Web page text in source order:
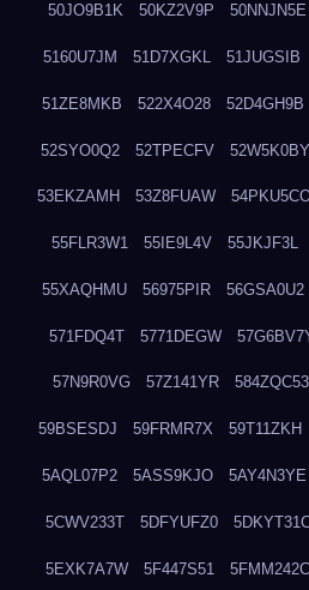
50JO9B1K 50KZ2V9P 50NNJN5E
5160U7JM 51D7XGKL 51JUGSIB
51ZE8MKB 522X4O28 52D4GH9B
52SYO0Q2 52TPECFV 52W5K0BY
53EKZAMH 53Z8FUAW
55FLR3W1 55IE9L4V 55JKJF3L
55XAQHMU 56975PIR 56GSA0U2
571FDQ4T 5771DEGW
57N9R0VG 57Z141YR 584ZQC53
59BSESDJ 59FRMR7X 59T11ZKH
5AQL07P2 5ASS9KJO 5AY4N3YE
5CWV233T 5DFYUFZ0
5EXK7A7W 5F447S51 5FMM242C